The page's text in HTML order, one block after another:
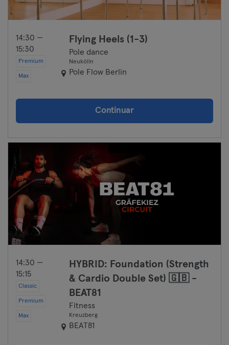
14:30 —
15:30
Premium
Max
Flying Heels (1-3)
Pole dance
Neukölln
Pole Flow Berlin
Continuar
14:30 —
15:15
Classic
Premium
Max
HYBRID: Foundation (Strength
& Cardio Double Set) 🇬🇧 -
BEAT81
Fitness
Kreuzberg
BEAT81